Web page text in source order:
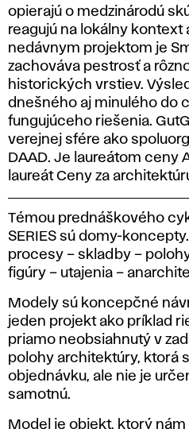
opierajú o medzinárodú
reagujú na lokálny kontext
nedávnym projektom je
zachováva pestrosť a
historických vrstiev.
dnešného aj minulého do
fungujúceho riešenia.
verejnej sfére ako
DAAD. Je laureátom ceny
laureát Ceny za
Témou prednáškového
SERIES sú domy-
procesy – skladby –
figúry – utajenia –
Modely sú koncepčné
jeden projekt ako príklad
priamo neobsiahnutý v
polohy architektúry, ktorá
objednávku, ale nie je
samotnú.
Model je objekt, ktorý